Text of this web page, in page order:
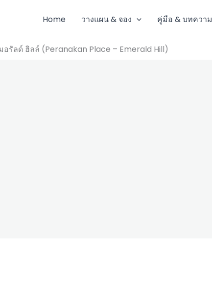
Home วางแผน & จอง คู่มือ & บทความ
มอรัลด์ ฮิลล์ (Peranakan Place – Emerald Hill)